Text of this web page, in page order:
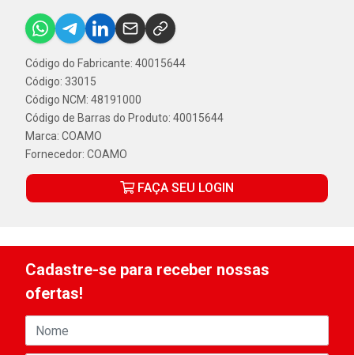
Código do Fabricante: 40015644
Código: 33015
Código NCM: 48191000
Código de Barras do Produto: 40015644
Marca: COAMO
Fornecedor: COAMO
FAÇA SEU LOGIN
Cadastre-se para receber nossas
ofertas!